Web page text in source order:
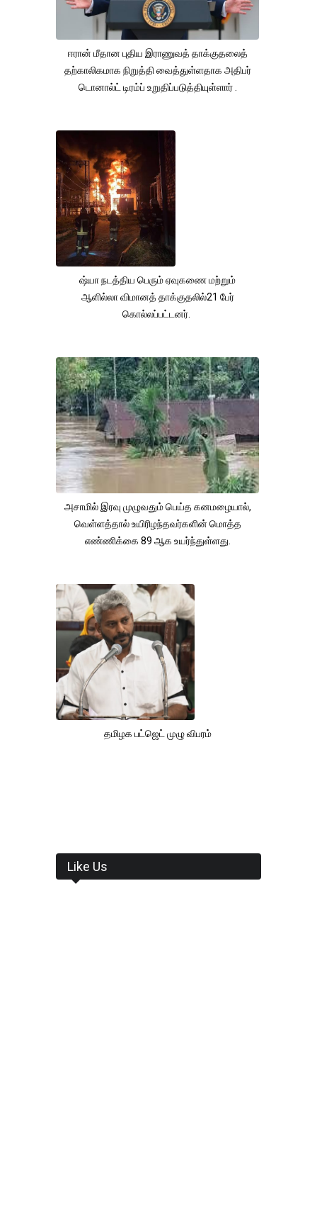
ஈரான் மீதான புதிய இராணுவத் தாக்குதலைத்
தற்காலிகமாக நிறுத்தி வைத்துள்ளதாக அதிபர்
டொனால்ட் டிரம்ப் உறுதிப்படுத்தியுள்ளார் .
ஷ்யா நடத்திய பெரும் ஏவுகணை மற்றும்
ஆளில்லா விமானத் தாக்குதலில்21 பேர்
கொல்லப்பட்டனர்.
அசாமில் இரவு முழுவதும் பெய்த கனமழையால்,
வெள்ளத்தால் உயிரிழந்தவர்களின் மொத்த
எண்ணிக்கை 89 ஆக உயர்ந்துள்ளது.
தமிழக பட்ஜெட் முழு விபரம்
Like Us